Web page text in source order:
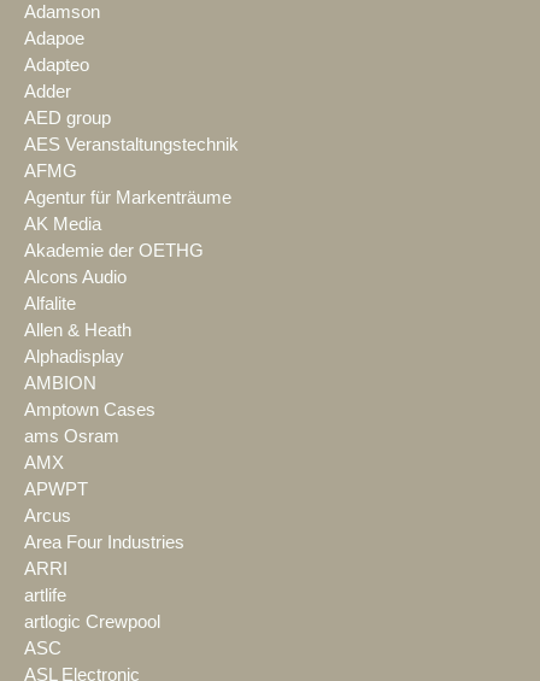
Adamson
Adapoe
Adapteo
Adder
AED group
AES Veranstaltungstechnik
AFMG
Agentur für Markenträume
AK Media
Akademie der OETHG
Alcons Audio
Alfalite
Allen & Heath
Alphadisplay
AMBION
Amptown Cases
ams Osram
AMX
APWPT
Arcus
Area Four Industries
ARRI
artlife
artlogic Crewpool
ASC
ASL Electronic